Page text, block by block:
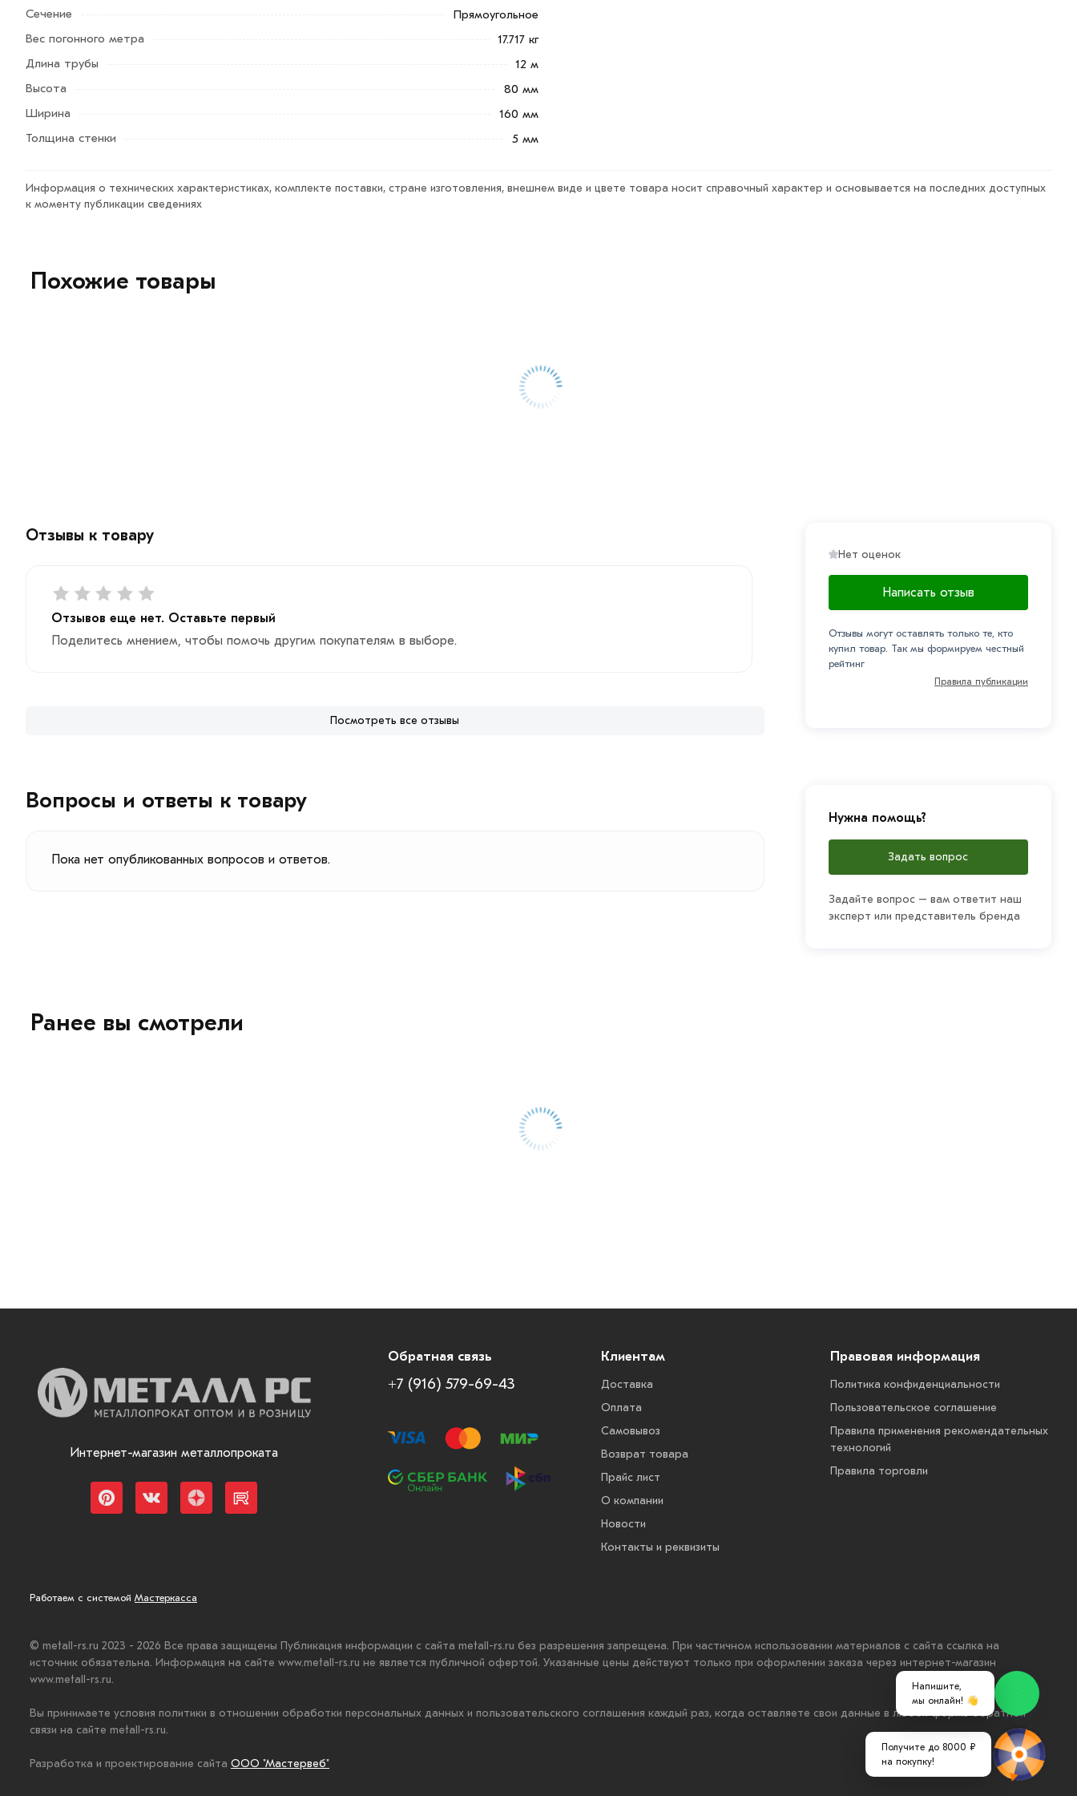
Сечение
Прямоугольное
Вес погонного метра
17.717 кг
Длина трубы
12 м
Высота
80 мм
Ширина
160 мм
Толщина стенки
5 мм
Информация о технических характеристиках, комплекте поставки, стране изготовления, внешнем виде и цвете товара носит справочный характер и основывается на последних доступных
к моменту публикации сведениях
Похожие товары
Отзывы к товару
Отзывов еще нет. Оставьте первый
Поделитесь мнением, чтобы помочь другим покупателям в выборе.
Посмотреть все отзывы
Нет оценок
Написать отзыв
Отзывы могут оставлять только те, кто
купил товар. Так мы формируем честный
рейтинг
Правила публикации
Вопросы и ответы к товару
Пока нет опубликованных вопросов и ответов.
Нужна помощь?
Задать вопрос
Задайте вопрос – вам ответит наш
эксперт или представитель бренда
Ранее вы смотрели
Интернет-магазин металлопроката
Обратная связь
+7 (916) 579-69-43
Клиентам
Доставка
Оплата
Самовывоз
Возврат товара
Прайс лист
О компании
Новости
Контакты и реквизиты
Правовая информация
Политика конфиденциальности
Пользовательское соглашение
Правила применения рекомендательных
технологий
Правила торговли
Работаем с системой Мастеркасса
© metall-rs.ru 2023 - 2026 Все права защищены Публикация информации с сайта metall-rs.ru без разрешения запрещена. При частичном использовании материалов с сайта ссылка на
источник обязательна. Информация на сайте www.metall-rs.ru не является публичной офертой. Указанные цены действуют только при оформлении заказа через интернет-магазин
www.metall-rs.ru.
Вы принимаете условия политики в отношении обработки персональных данных и пользовательского соглашения каждый раз, когда оставляете свои данные в любой форме обратной
связи на сайте metall-rs.ru.
Разработка и проектирование сайта ООО "Мастервеб"
Напишите,
мы онлайн! 👋
Получите до 8000 ₽
на покупку!